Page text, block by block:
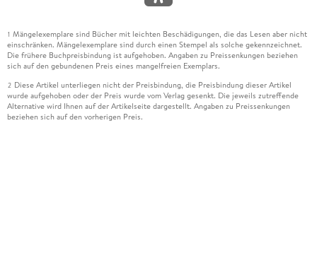
1 Mängelexemplare sind Bücher mit leichten Beschädigungen, die das Lesen aber nicht
einschränken. Mängelexemplare sind durch einen Stempel als solche gekennzeichnet.
Die frühere Buchpreisbindung ist aufgehoben. Angaben zu Preissenkungen beziehen
sich auf den gebundenen Preis eines mangelfreien Exemplars.
2 Diese Artikel unterliegen nicht der Preisbindung, die Preisbindung dieser Artikel
wurde aufgehoben oder der Preis wurde vom Verlag gesenkt. Die jeweils zutreffende
Alternative wird Ihnen auf der Artikelseite dargestellt. Angaben zu Preissenkungen
beziehen sich auf den vorherigen Preis.